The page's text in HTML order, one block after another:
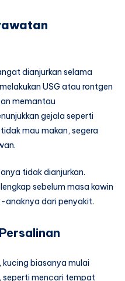
dianjurkan selama
USG atau rontgen
memantau
gejala seperti
mau makan, segera
tidak dianjurkan.
sebelum masa kawin
anaknya dari penyakit.
kucing biasanya mulai
seperti mencari tempat